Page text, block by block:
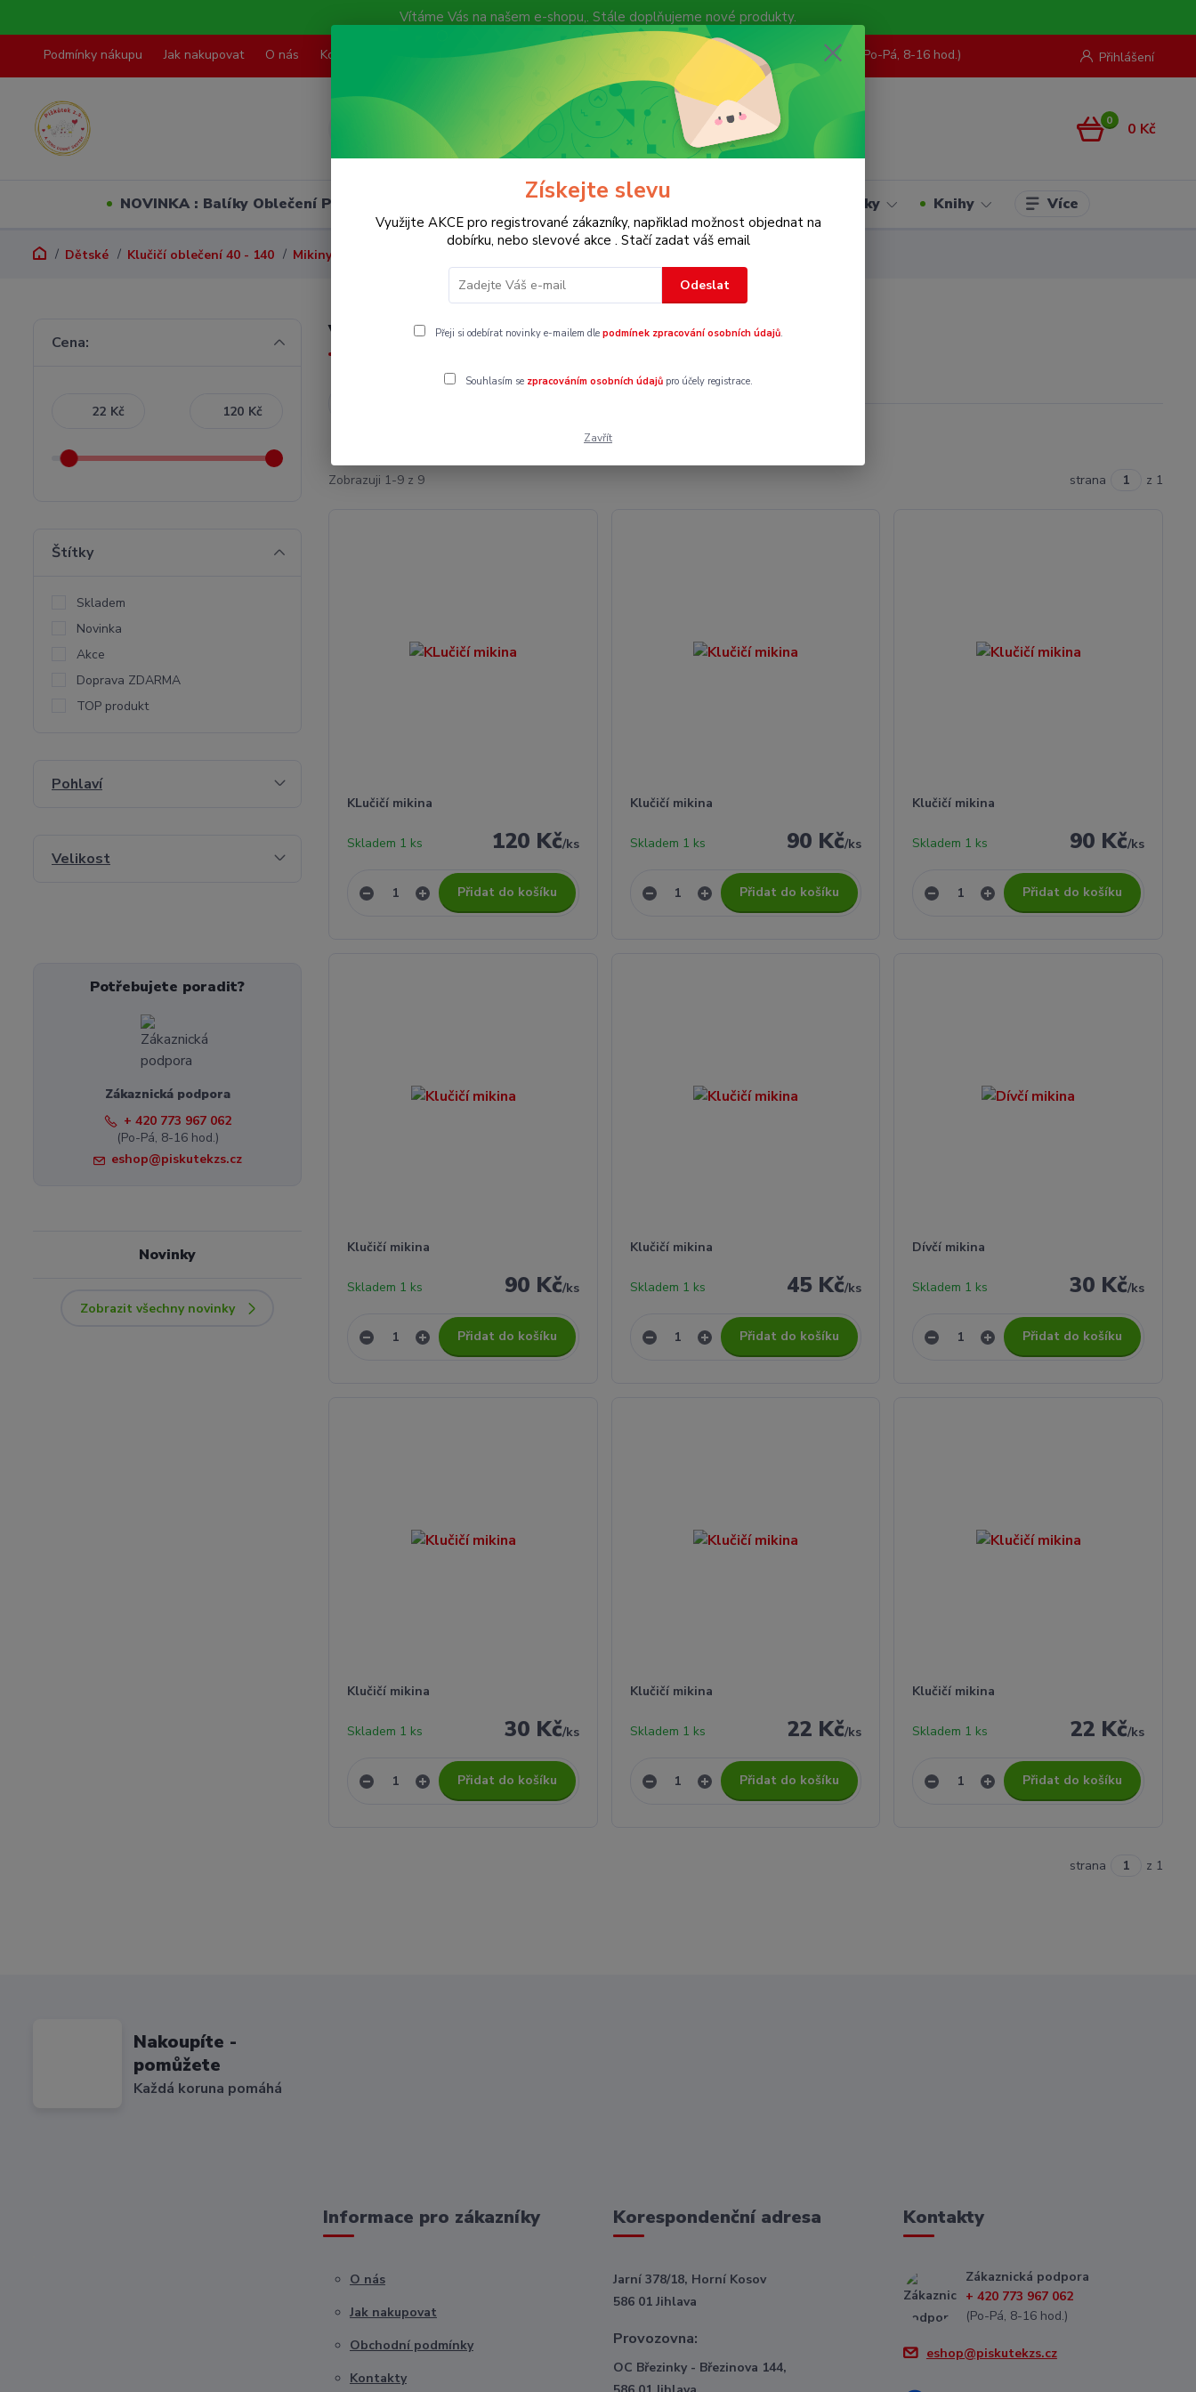
Vítáme Vás na našem e-shopu,. Stále doplňujeme nové produkty.
Podmínky nákupu Jak nakupovat O nás Kontakty Přihlášení
Hledat
Nevíte si rady? Zavolejte. + 420 773 967 062 (Po-Pá, 8-16 hod.)
0 0 Kč
NOVINKA : Balíky Oblečení PO VELIKOSTECH Dětské Dámské Hračky Knihy Více
Dětské Klučičí oblečení 40 - 140 Mikiny, svetry, vesty, roláky
Vel. 62
Zobrazuji 1-9 z 9 strana z 1
KLučičí mikina
120 Kč/ks
Skladem 1 ks
Přidat do košíku
Klučičí mikina
90 Kč/ks
Skladem 1 ks
Přidat do košíku
Klučičí mikina
90 Kč/ks
Skladem 1 ks
Přidat do košíku
Klučičí mikina
90 Kč/ks
Skladem 1 ks
Přidat do košíku
Klučičí mikina
45 Kč/ks
Skladem 1 ks
Přidat do košíku
Dívčí mikina
30 Kč/ks
Skladem 1 ks
Přidat do košíku
Klučičí mikina
30 Kč/ks
Skladem 1 ks
Přidat do košíku
Klučičí mikina
22 Kč/ks
Skladem 1 ks
Přidat do košíku
Klučičí mikina
22 Kč/ks
Skladem 1 ks
Přidat do košíku
strana z 1
Cena:
Kč Kč
Štítky
Skladem
Novinka
Akce
Doprava ZDARMA
TOP produkt
Pohlaví
Velikost
Potřebujete poradit?
Zákaznická podpora
+ 420 773 967 062
(Po-Pá, 8-16 hod.)
eshop@piskutekzs.cz
Novinky
Zobrazit všechny novinky
Nakoupíte -
pomůžete
Každá koruna pomáhá
Informace pro zákazníky
O nás
Jak nakupovat
Obchodní podmínky
Kontakty
Korespondenční adresa
Jarní 378/18, Horní Kosov
586 01 Jihlava
Provozovna:
OC Březinky - Březinova 144,
Kontakty
Zákaznická podpora
+ 420 773 967 062
(Po-Pá, 8-16 hod.)
eshop@piskutekzs.cz
Získejte slevu
Využijte AKCE pro registrované zákazníky, napřiklad možnost objednat na
dobírku, nebo slevové akce . Stačí zadat váš email
Odeslat
Přeji si odebírat novinky e-mailem dle podmínek zpracování osobních údajů.
Souhlasím se zpracováním osobních údajůpro účely registrace.
Zavřít